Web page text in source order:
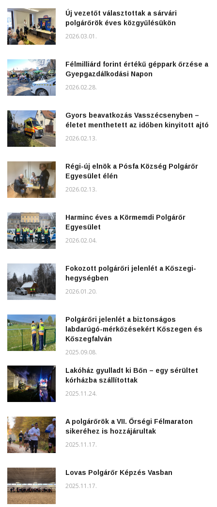
Új vezetőt választottak a sárvári
polgárőrök éves közgyűlésükön
2026.03.01.
Félmilliárd forint értékű géppark őrzése a
Gyepgazdálkodási Napon
2026.02.28.
Gyors beavatkozás Vasszécsenyben –
életet menthetett az időben kinyitott ajtó
2026.02.13.
Régi-új elnök a Pósfa Község Polgárőr
Egyesület élén
2026.02.13.
Harminc éves a Körmemdi Polgárőr
Egyesület
2026.02.04.
Fokozott polgárőri jelenlét a Kőszegi-
hegységben
2026.01.20.
Polgárőri jelenlét a biztonságos
labdarúgó-mérkőzésekért Kőszegen és
Kőszegfalván
2025.09.08.
Lakóház gyulladt ki Bőn – egy sérültet
kórházba szállítottak
2025.11.24.
A polgárőrök a VII. Őrségi Félmaraton
sikeréhez is hozzájárultak
2025.11.17.
Lovas Polgárőr Képzés Vasban
2025.11.17.